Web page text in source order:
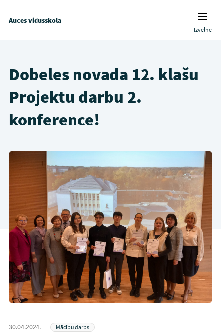
Auces vidusskola
Izvēlne
Dobeles novada 12. klašu
Projektu darbu 2.
konference!
30.04.2024. Mācību darbs